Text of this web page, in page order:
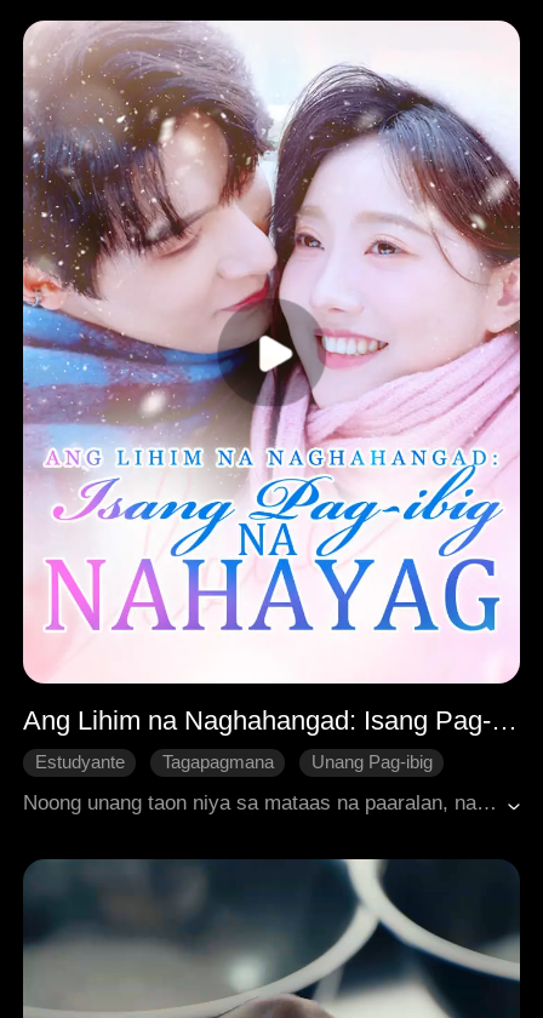
Ang Lihim na Naghahangad: Isang Pag-ibig na Nahayag
Estudyante Tagapagmana
Unang Pag-ibig
Makabagong Romansa
Noong unang taon niya sa mataas na paaralan, nakilala ng babae ang isang makisig at may tiwalang lalaki—ang bagong transfer na tagapagmana ng isang malaking negosyo. Agad siyang nahulog nang lubusan, ngunit dahil sa pagkakaiba ng kanilang estado at sa kanyang mga insecurities, itinago niya ang nararamdaman sa loob ng tatlong taon. Nang magkolehiyo na sila sa iisang unibersidad, hindi na siya umasa pang magkikita pa sila. Ngunit bigla na lamang itong muling lumitaw sa buhay niya, palaging nandyan para sa kanya, at puno ng pagmamahal. Araw-araw, lalong nahihirapan siyang itago ang kanyang pag-ibig. Akala niya, isa siyang napakaswerte... hanggang sa malaman niyang may nobya pala ito.